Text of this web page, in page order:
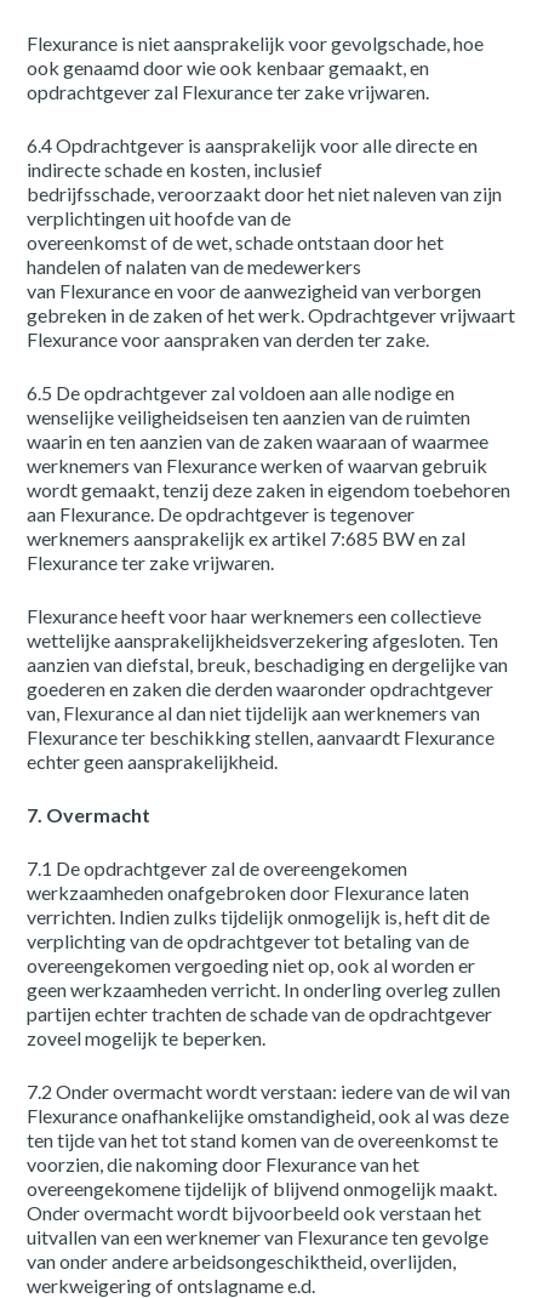
Flexurance is niet aansprakelijk voor gevolgschade, hoe
ook genaamd door wie ook kenbaar gemaakt, en
opdrachtgever zal Flexurance ter zake vrijwaren.
6.4 Opdrachtgever is aansprakelijk voor alle directe en
indirecte schade en kosten, inclusief
bedrijfsschade, veroorzaakt door het niet naleven van zijn
verplichtingen uit hoofde van de
overeenkomst of de wet, schade ontstaan door het
handelen of nalaten van de medewerkers
van Flexurance en voor de aanwezigheid van verborgen
gebreken in de zaken of het werk. Opdrachtgever vrijwaart
Flexurance voor aanspraken van derden ter zake.
6.5 De opdrachtgever zal voldoen aan alle nodige en
wenselijke veiligheidseisen ten aanzien van de ruimten
waarin en ten aanzien van de zaken waaraan of waarmee
werknemers van Flexurance werken of waarvan gebruik
wordt gemaakt, tenzij deze zaken in eigendom toebehoren
aan Flexurance. De opdrachtgever is tegenover
werknemers aansprakelijk ex artikel 7:685 BW en zal
Flexurance ter zake vrijwaren.
Flexurance heeft voor haar werknemers een collectieve
wettelijke aansprakelijkheidsverzekering afgesloten. Ten
aanzien van diefstal, breuk, beschadiging en dergelijke van
goederen en zaken die derden waaronder opdrachtgever
van, Flexurance al dan niet tijdelijk aan werknemers van
Flexurance ter beschikking stellen, aanvaardt Flexurance
echter geen aansprakelijkheid.
7. Overmacht
7.1 De opdrachtgever zal de overeengekomen
werkzaamheden onafgebroken door Flexurance laten
verrichten. Indien zulks tijdelijk onmogelijk is, heft dit de
verplichting van de opdrachtgever tot betaling van de
overeengekomen vergoeding niet op, ook al worden er
geen werkzaamheden verricht. In onderling overleg zullen
partijen echter trachten de schade van de opdrachtgever
zoveel mogelijk te beperken.
7.2 Onder overmacht wordt verstaan: iedere van de wil van
Flexurance onafhankelijke omstandigheid, ook al was deze
ten tijde van het tot stand komen van de overeenkomst te
voorzien, die nakoming door Flexurance van het
overeengekomene tijdelijk of blijvend onmogelijk maakt.
Onder overmacht wordt bijvoorbeeld ook verstaan het
uitvallen van een werknemer van Flexurance ten gevolge
van onder andere arbeidsongeschiktheid, overlijden,
werkweigering of ontslagname e.d.